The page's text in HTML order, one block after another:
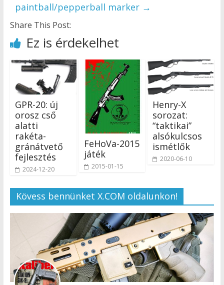
paintball/pepperball marker →
Share This Post:
Ez is érdekelhet
GPR-20: új
orosz cső
alatti
rakéta-
gránátvető
fejlesztés
2024-12-20
FeHoVa-2015
játék
2015-01-15
Henry-X
sorozat:
“taktikai”
alsókulcsos
ismétlők
2020-06-10
Kövess bennünket X.COM oldalunkon!